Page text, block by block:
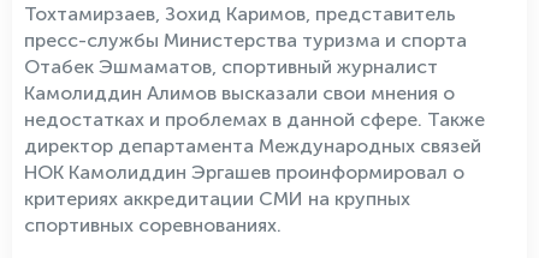
Тохтамирзаев, Зохид Каримов, представитель
пресс-службы Министерства туризма и спорта
Отабек Эшмаматов, спортивный журналист
Камолиддин Алимов высказали свои мнения о
недостатках и проблемах в данной сфере. Также
директор департамента Международных связей
НОК Камолиддин Эргашев проинформировал о
критериях аккредитации СМИ на крупных
спортивных соревнованиях.